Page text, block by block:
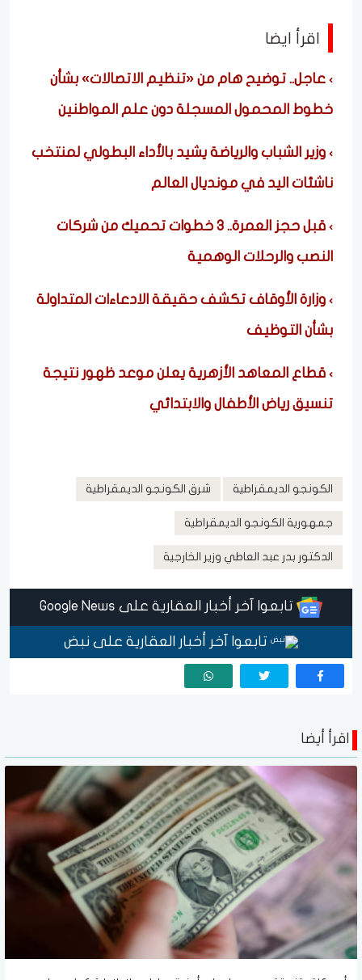
اقرأ ايضا
عاجل.. توضيح هام من «تنظيم الاتصالات» بشأن
خطوط المحمول المسجلة دون علم المواطنين
وزير الشباب والرياضة يشيد بالأداء البطولي لمنتخب
ناشئات اليد في مونديال العالم
قبل حجز العمرة.. 3 خطوات تحميك من شركات
النصب والرحلات الوهمية
وزارة الأوقاف تكشف حقيقة الادعاءات المتداولة
بشأن التوظيف
قطاع المعاهد الأزهرية يعلن موعد ظهور نتيجة
تنسيق رياض الأطفال والابتدائي
الكونجو الديمقراطية شرق الكونجو الديمقراطية
جمهورية الكونجو الديمقراطية
الدكتور بدر عبد العاطي وزير الخارجية
تابعوا آخر أخبار العقارية على Google News
تابعوا آخر أخبار العقارية على نبض
اقرأ أيضا